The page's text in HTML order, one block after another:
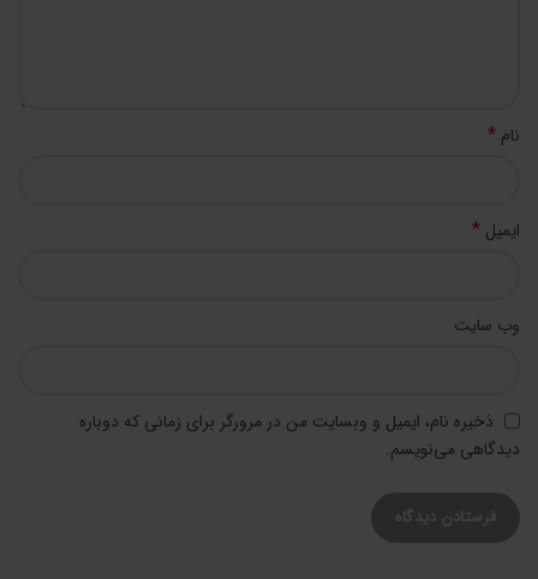
نام *
ایمیل *
وب‌ سایت
ذخیره نام، ایمیل و وبسایت من در مرورگر برای زمانی که دوباره
دیدگاهی می‌نویسم.